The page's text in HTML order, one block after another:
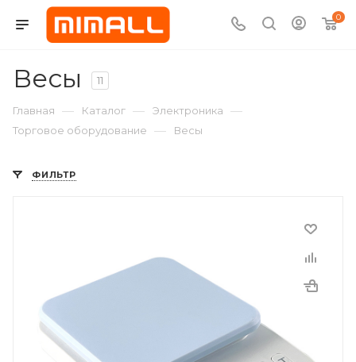
0
Весы 11
Главная — Каталог — Электроника —
Торговое оборудование — Весы
ФИЛЬТР